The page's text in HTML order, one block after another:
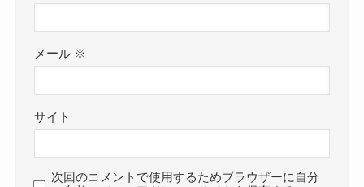
メール ※
サイト
次回のコメントで使用するためブラウザーに自分